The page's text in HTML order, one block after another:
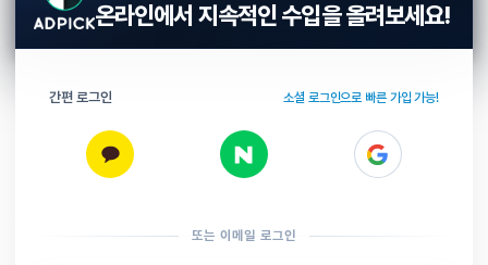
온라인에서 지속적인 수입을 올려보세요!
간편 로그인 소셜 로그인으로 빠른 가입 가능!
또는 이메일 로그인